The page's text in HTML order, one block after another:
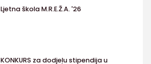
Ljetna škola M.R.E.Ž.A. '26
KONKURS za dodjelu stipendija u